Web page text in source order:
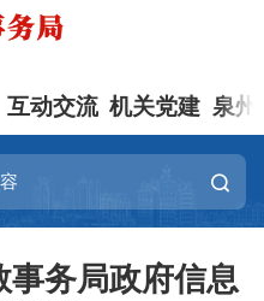
互动交流 机关党建 泉州
事务局政府信息